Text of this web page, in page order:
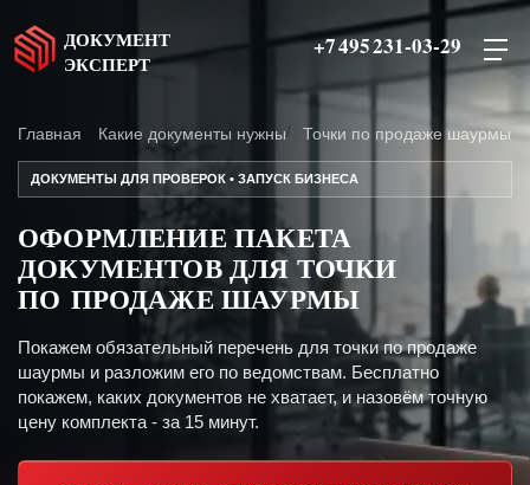
ДОКУМЕНТ
ЭКСПЕРТ
+7 495 231-03-29
Главная Какие документы нужны Точки по продаже шаурмы
ДОКУМЕНТЫ ДЛЯ ПРОВЕРОК • ЗАПУСК БИЗНЕСА
ОФОРМЛЕНИЕ ПАКЕТА
ДОКУМЕНТОВ ДЛЯ ТОЧКИ
ПО ПРОДАЖЕ ШАУРМЫ
Покажем обязательный перечень для точки по продаже
шаурмы и разложим его по ведомствам. Бесплатно
покажем, каких документов не хватает, и назовём точную
цену комплекта - за 15 минут.